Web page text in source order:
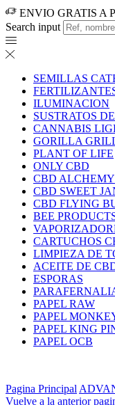
ENVIO GRATIS A
Search input
SEMILLAS
ILUMINACION
SUSTRATOS
CANNABIS
GORILLA
PLANT OF LIFE
ONLY CBD
CBD ALCHEMY
CBD SWEET
CBD FLYING
BEE
CARTUCHOS
LIMPIEZA DE
ACEITE DE
ESPORAS
PAPEL RAW
PAPEL
PAPEL KING
PAPEL OCB
Pagina Principal
Vuelve a la anterior